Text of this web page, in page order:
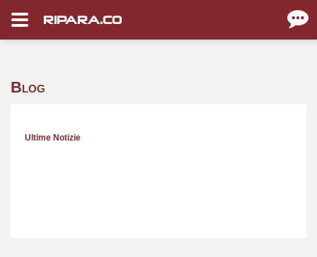
RIPARA.CO
Blog
Ultime Notizie